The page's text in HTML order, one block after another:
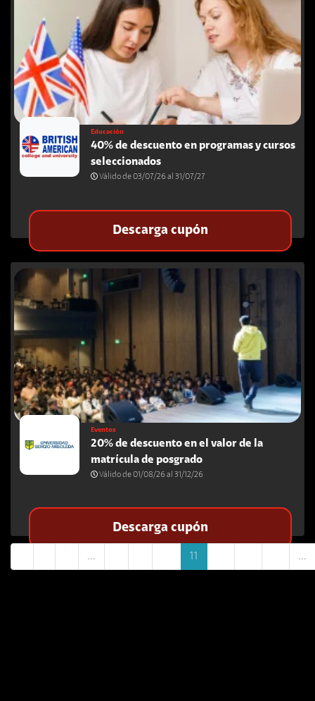
Educación
40% de descuento en programas y cursos
seleccionados
Válido de 03/07/26 al 31/07/27
Descarga cupón
Eventos
20% de descuento en el valor de la
matrícula de posgrado
Válido de 01/08/26 al 31/12/26
Descarga cupón
... 11 ...